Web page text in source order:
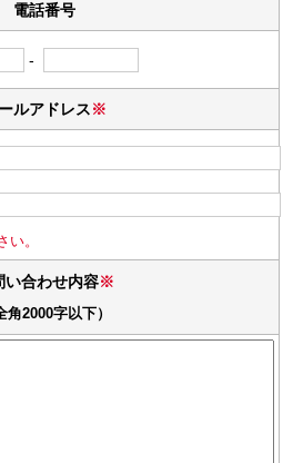
電話番号
-
ルアドレス※
い。
い合わせ内容※
角2000字以下）